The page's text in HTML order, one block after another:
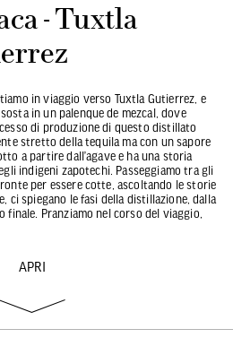
- Tuxtla
in viaggio verso Tuxtla Gutierrez, e
in un palenque de mezcal, dove
di produzione di questo distillato
stretto della tequila ma con un sapore
a partire dall’agave e ha una storia
indigeni zapotechi. Passeggiamo tra gli
per essere cotte, ascoltando le storie
ci spiegano le fasi della distillazione, dalla
Pranziamo nel corso del viaggio,
APRI